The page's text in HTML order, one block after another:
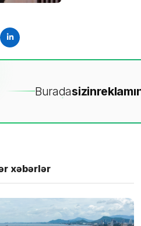
Buradasizin
xəbərlər